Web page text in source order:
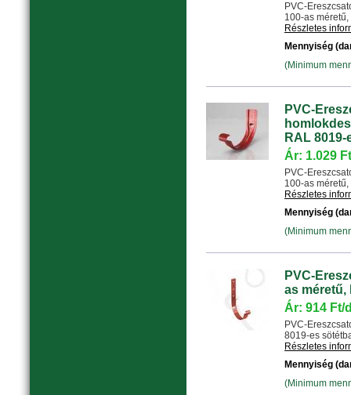
PVC-
100-as
Részletes
Mennyiség
(Minimum
PVC-
RAL
Ár: 1.029
PVC-
100-as
Részletes
Mennyiség
(Minimum
PVC-
as méretű,
Ár: 914 Ft/
PVC-
8019-es
Részletes
Mennyiség
(Minimum